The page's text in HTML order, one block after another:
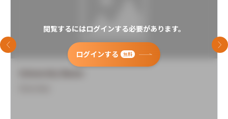
閲覧するにはログインする必要があります。
ログインする 無料
前のスライド 次